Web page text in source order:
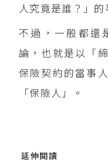
人究竟是誰？」的
不過，一般都還
論，也就是以「
保險契約的當事
「保險人」。
延伸閱讀